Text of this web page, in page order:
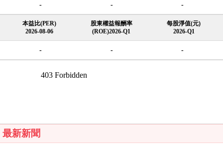
- - -
本益比(PER)
2026-08-06
股東權益報酬率
(ROE)2026-Q1
每股淨值(元)
2026-Q1
- - -
最新新聞